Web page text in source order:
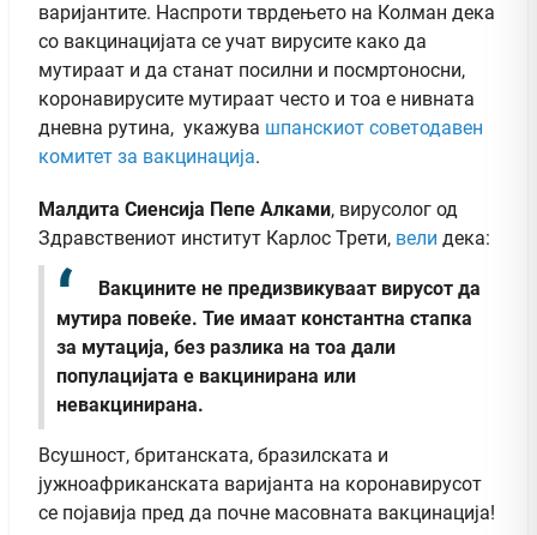
варијантите. Наспроти тврдењето на Колман дека
со вакцинацијата се учат вирусите како да
мутираат и да станат посилни и посмртоносни,
коронавирусите мутираат често и тоа е нивната
дневна рутина, укажува шпанскиот советодавен
комитет за вакцинација.
Малдита Сиенсија Пепе Алками, вирусолог од
Здравствениот институт Карлос Трети, вели дека:
Вакцините не предизвикуваат вирусот да
мутира повеќе. Тие имаат константна стапка
за мутација, без разлика на тоа дали
популацијата е вакцинирана или
невакцинирана.
Всушност, британската, бразилската и
јужноафриканската варијанта на коронавирусот
се појавија пред да почне масовната вакцинација!